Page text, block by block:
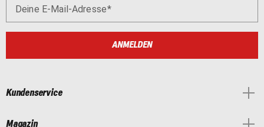
Deine E-Mail-Adresse
ANMELDEN
Kundenservice
Magazin